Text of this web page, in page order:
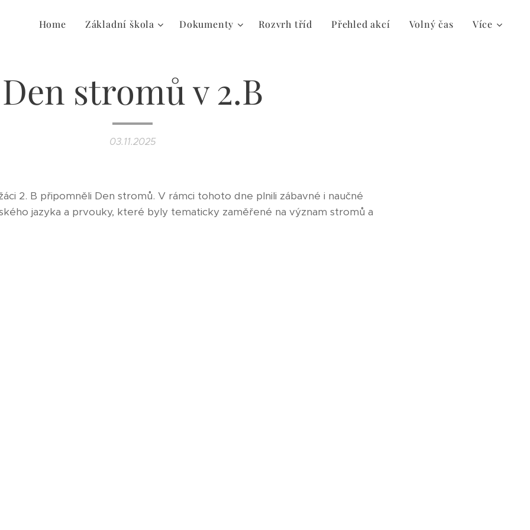
Home Základní škola Dokumenty Rozvrh tříd Přehled akcí Volný čas Více
Den stromů v 2.B
03.11.2025
2. B připomněli Den stromů. V rámci tohoto dne plnili zábavné i naučné
jazyka a prvouky, které byly tematicky zaměřené na význam stromů a